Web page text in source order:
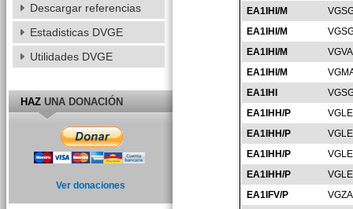
EA1IHI/M
EA1IHI/M
EA1IHI/M
EA1IHI/M
EA1IHI
EA1IHH/P
EA1IHH/P
EA1IHH/P
EA1IHH/P
EA1IFV/P
Descargar referencias
Estadisticas DVGE
Utilidades DVGE
HAZUNA DONACIÓN
Ver donaciones